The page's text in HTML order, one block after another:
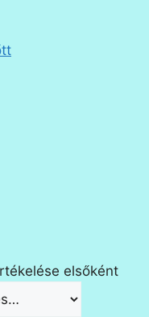
elsőként